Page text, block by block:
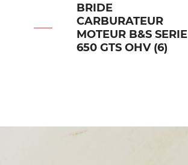
BRIDE
CARBURATEUR
MOTEUR B&S SERIE
650 GTS OHV (6)